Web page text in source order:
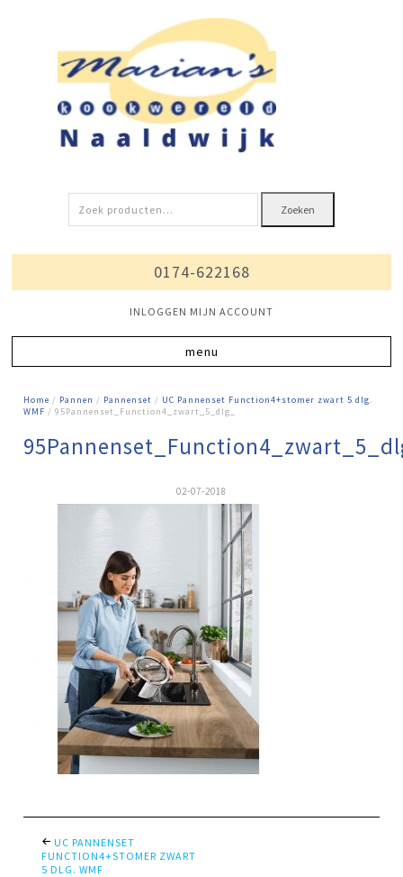
Zoeken
naar:
Zoeken
0174-622168
INLOGGEN MIJN ACCOUNT
Home / Pannen / Pannenset / UC Pannenset Function4+stomer zwart 5 dlg.
WMF / 95Pannenset_Function4_zwart_5_dlg_
02-07-2018
UC PANNENSET
FUNCTION4+STOMER ZWART
5 DLG. WMF